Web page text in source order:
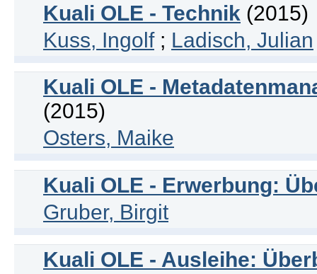
Kuali OLE - Technik (2015)
Kuss, Ingolf; Ladisch, Julian
Kuali OLE -
(2015)
Osters, Maike
Kuali OLE - Erwerbung:
Gruber, Birgit
Kuali OLE - Ausleihe: